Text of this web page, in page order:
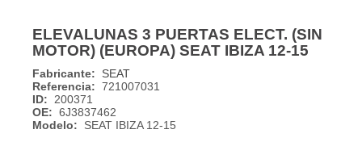
ELEVALUNAS 3 PUERTAS ELECT. (SIN
MOTOR) (EUROPA) SEAT IBIZA 12-15
Fabricante:
SEAT
Referencia: 721007031
ID:
200371
OE: 6J3837462
Modelo:
SEAT IBIZA 12-15